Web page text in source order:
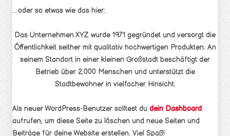
…oder so etwas wie das hier:
Das Unternehmen XYZ wurde 1971 gegründet und versorgt die
Öffentlichkeit seither mit qualitativ hochwertigen Produkten. An
seinem Standort in einer kleinen Großstadt beschäftigt der
Betrieb über 2.000 Menschen und unterstützt die
Stadtbewohner in vielfacher Hinsicht.
Als neuer WordPress-Benutzer solltest du dein Dashboard
aufrufen, um diese Seite zu löschen und neue Seiten und
Beiträge für deine Website erstellen. Viel Spaß!